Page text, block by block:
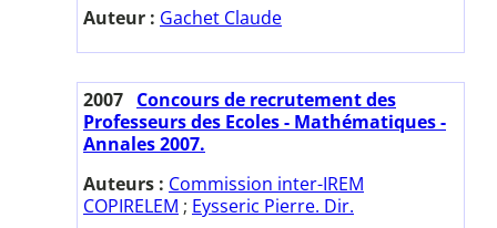
Auteur : Gachet Claude
2007 Concours de recrutement des
Professeurs des Ecoles - Mathématiques -
Annales 2007.
Auteurs : Commission inter-IREM
COPIRELEM ; Eysseric Pierre. Dir.